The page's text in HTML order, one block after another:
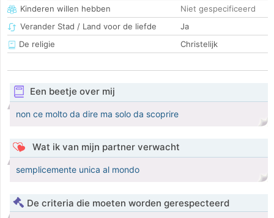
Kinderen willen hebben
Niet gespecificeerd
Verander Stad / Land voor de liefde
Ja
De religie
Christelijk
Een beetje over mij
non ce molto da dire ma solo da scoprire
Wat ik van mijn partner verwacht
semplicemente unica al mondo
De criteria die moeten worden gerespecteerd